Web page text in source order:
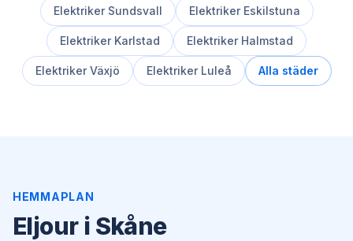
Elektriker Sundsvall Elektriker Eskilstuna
Elektriker Karlstad Elektriker Halmstad
ElektrikerVäxjö Elektriker Luleå Alla städer
HEMMAPLAN
Eljour i Skåne